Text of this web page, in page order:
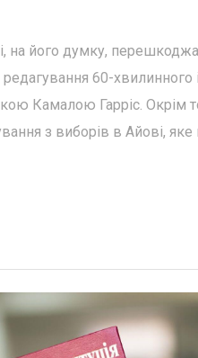
на його думку,
60-хвилинного
Камалою Гарріс. Окрім
з виборів в Айові, яке